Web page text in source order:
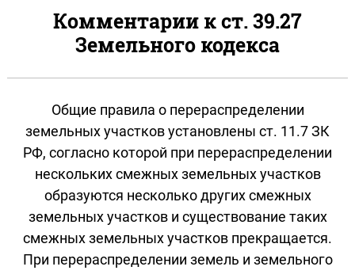
Комментарии к ст. 39.27
Земельного кодекса
Общие правила о перераспределении
земельных участков установлены ст. 11.7 ЗК
РФ, согласно которой при перераспределении
нескольких смежных земельных участков
образуются несколько других смежных
земельных участков и существование таких
смежных земельных участков прекращается.
При перераспределении земель и земельного